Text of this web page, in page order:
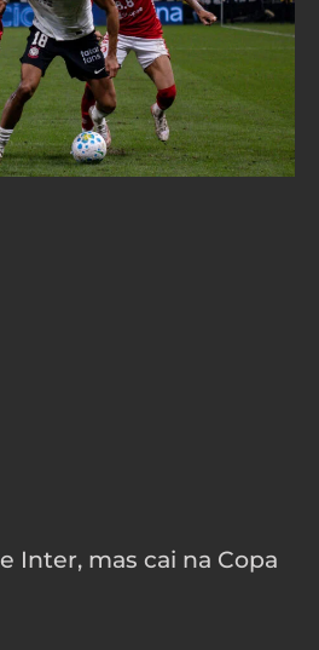
Inter, mas cai na Copa